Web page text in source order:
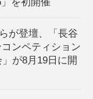
が登壇、「長谷
ンペティション
が8月19日に開